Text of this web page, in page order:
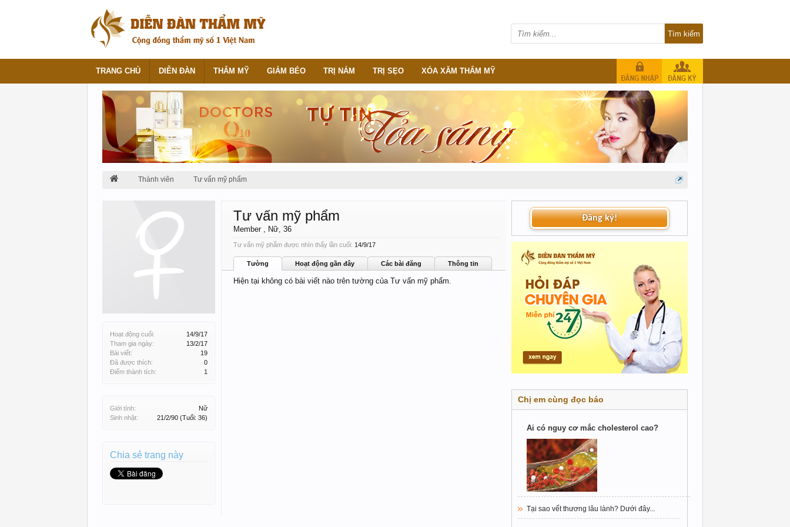
Thành viên Tư vấn mỹ phẩm
Hoạt động cuối:
14/9/17
Tham gia ngày:
13/2/17
Bài viết:
19
Đã được thích:
0
Điểm thành tích:
1
Giới tính:
Nữ
Sinh nhật:
21/2/90 (Tuổi: 36)
Chia sẻ trang này
Tư vấn mỹ phẩm
Member , Nữ, 36
Tư vấn mỹ phẩm được nhìn thấy lần cuối: 14/9/17
Tường Hoạt động gần đây Các bài đăng Thông tin
Hiện tại không có bài viết nào trên tường của Tư vấn mỹ phẩm.
Đăng ký!
Chị em cùng đọc báo
Ai có nguy cơ mắc cholesterol cao?
Tại sao vết thương lâu lành? Dưới đây...
TRANG CHỦ DIỄN ĐÀN THẨM MỸ GIẢM BÉO TRỊ NÁM TRỊ SẸO XÓA XĂM THẨM MỸ